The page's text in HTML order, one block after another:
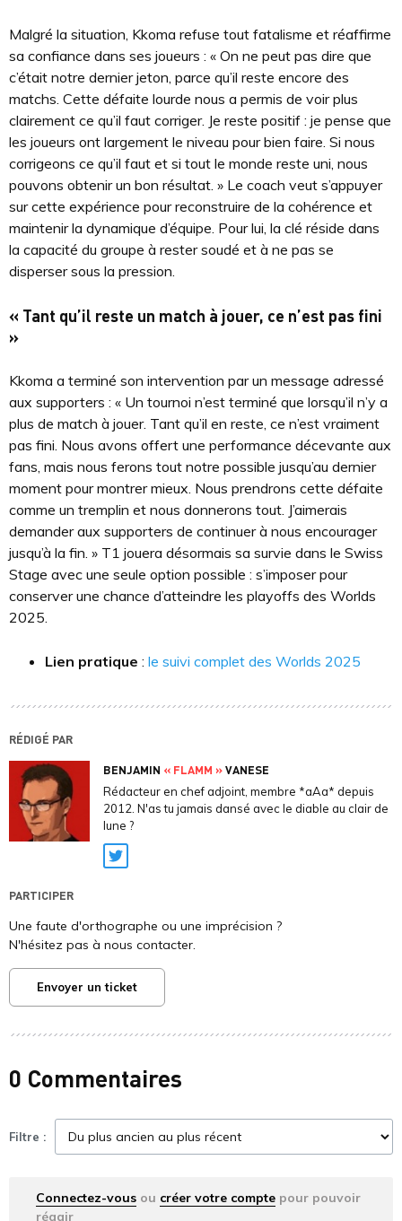
Malgré la situation, Kkoma refuse tout fatalisme et réaffirme
sa confiance dans ses joueurs : « On ne peut pas dire que
c’était notre dernier jeton, parce qu’il reste encore des
matchs. Cette défaite lourde nous a permis de voir plus
clairement ce qu’il faut corriger. Je reste positif : je pense que
les joueurs ont largement le niveau pour bien faire. Si nous
corrigeons ce qu’il faut et si tout le monde reste uni, nous
pouvons obtenir un bon résultat. » Le coach veut s’appuyer
sur cette expérience pour reconstruire de la cohérence et
maintenir la dynamique d’équipe. Pour lui, la clé réside dans
la capacité du groupe à rester soudé et à ne pas se
disperser sous la pression.
« Tant qu’il reste un match à jouer, ce n’est pas fini
»
Kkoma a terminé son intervention par un message adressé
aux supporters : « Un tournoi n’est terminé que lorsqu’il n’y a
plus de match à jouer. Tant qu’il en reste, ce n’est vraiment
pas fini. Nous avons offert une performance décevante aux
fans, mais nous ferons tout notre possible jusqu’au dernier
moment pour montrer mieux. Nous prendrons cette défaite
comme un tremplin et nous donnerons tout. J’aimerais
demander aux supporters de continuer à nous encourager
jusqu’à la fin. » T1 jouera désormais sa survie dans le Swiss
Stage avec une seule option possible : s’imposer pour
conserver une chance d’atteindre les playoffs des Worlds
2025.
Lien pratique : le suivi complet des Worlds 2025
RÉDIGÉ PAR
BENJAMIN « FLAMM »VANESE
Rédacteur en chef adjoint, membre *aAa* depuis
2012. N'as tu jamais dansé avec le diable au clair de
lune ?
Twitter
PARTICIPER
Une faute d'orthographe ou une imprécision ?
N'hésitez pas à nous contacter.
Envoyer un ticket
0 Commentaires
Filtre :
Connectez-vous ou créer votre compte pour pouvoir
réagir